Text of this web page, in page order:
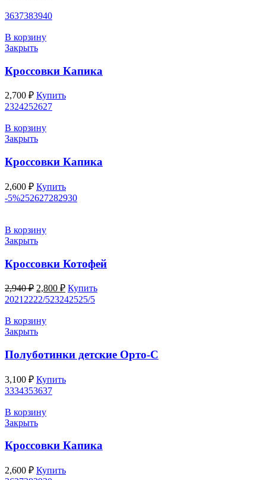
3637383940
В корзину
Закрыть
Кроссовки Капика
2,700 ₽ Купить
2324252627
В корзину
Закрыть
Кроссовки Капика
2,600 ₽ Купить
-5%252627282930
В корзину
Закрыть
Кроссовки Котофей
2,940₽ Первоначальная
цена
составляла
2,940 ₽.
2,800 ₽Текущая
цена:
Купить
2021 2222/523242525/5
В корзину
Закрыть
Полуботинки детские Орто-С
3,100 ₽ Купить
3334353637
В корзину
Закрыть
Кроссовки Капика
2,600 ₽ Купить